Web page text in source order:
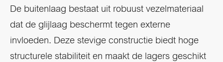
De buitenlaag bestaat uit robuust vezelmateriaal
dat de glijlaag beschermt tegen externe
invloeden. Deze stevige constructie biedt hoge
structurele stabiliteit en maakt de lagers geschikt